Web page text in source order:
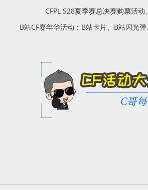
CFPL S28夏季赛总决赛购票活动
B站CF嘉年华活动：B站卡片、B站闪光